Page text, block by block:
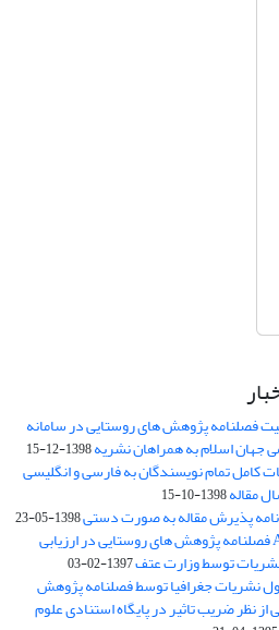
فصلنامه پژوهش های روستایی در سامانه
جهان اسلام به همراهان نشریه1398-12-15
تمام نویسندگان به فارسی و انگلیسی
مقاله1398-10-15
پذیرش مقاله به صورت دستی1398-05-23
کسب رتبه A فصلنامه پژوهش های روستایی در ارزیابی
1397-02-03
نشریات جغرافیا توسط فصلنامه پژوهش
نظر ضریب تاثیر در پایگاه استنادی علوم